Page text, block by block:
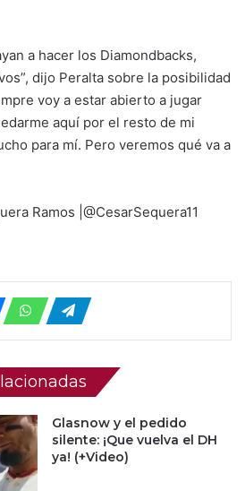
a hacer los Diamondbacks,
dijo Peralta sobre la posibilidad
voy a estar abierto a jugar
aquí por el resto de mi
para mí. Pero veremos qué va a
Ramos |@CesarSequera11
Glasnow y el pedido
silente: ¡Que vuelva el DH
ya! (+Video)